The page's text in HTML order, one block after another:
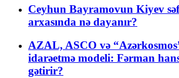
Ceyhun Bayramovun Kiyev
arxasında nə dayanır?
AZAL, ASCO və
idarəetmə modeli: Fərman
gətirir?